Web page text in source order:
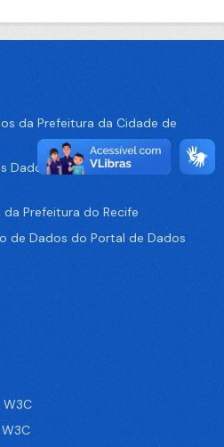
da Prefeitura da Cidade de
Dados no Portal de Dados
Prefeitura do Recife
de Dados do Portal de Dados